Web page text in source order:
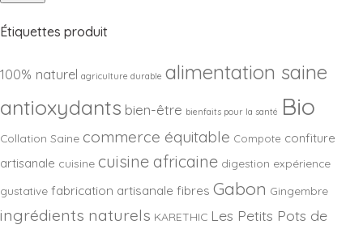
Étiquettes produit
100% naturel agriculture durable alimentation saine
antioxydants bien-être bienfaits pour la santé Bio
Collation Saine commerce équitable Compote confiture
artisanale cuisine cuisine africaine digestion expérience
gustative fabrication artisanale fibres Gabon Gingembre
ingrédients naturels KARETHIC Les Petits Pots de